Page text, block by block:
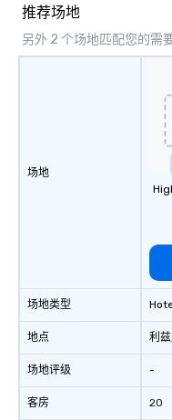
推荐场地
另外 2 个场地匹配您的需
场地
场地类型
地点
场地评级
客房
利兹
-
20